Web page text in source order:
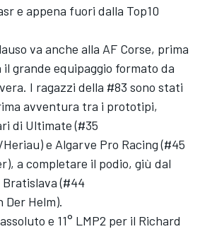
e appena fuori dalla Top10
va anche alla AF Corse, prima
il grande equipaggio formato da
I ragazzi della #83 sono stati
avventura tra i prototipi,
di Ultimate (#35
e Algarve Pro Racing (#45
a completare il podio, giù dal
Bratislava (#44
Der Helm).
e 11° LMP2 per il Richard